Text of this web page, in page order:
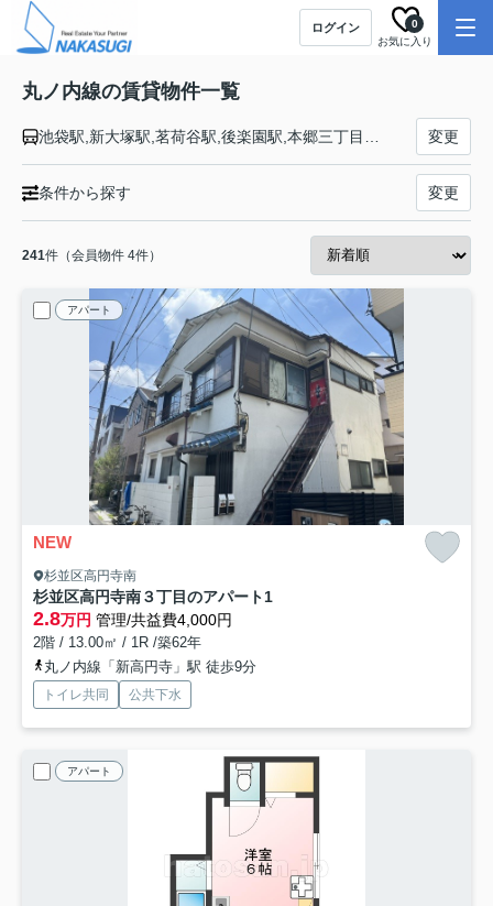
ログイン
お気に入り
0
丸ノ内線の賃貸物件一覧
変更
条件から探す 変更
241件（会員物件 4件）
アパート
NEW
杉並区高円寺南
杉並区高円寺南３丁目のアパート1
2.8万円 管理/共益費4,000円
2階 / 13.00㎡ / 1R /築62年
丸ノ内線「新高円寺」駅 徒歩9分
トイレ共同 公共下水
アパート